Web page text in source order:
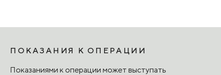
ПОКАЗАНИЯ К ОПЕРАЦИИ
Показаниями к операции может выступать